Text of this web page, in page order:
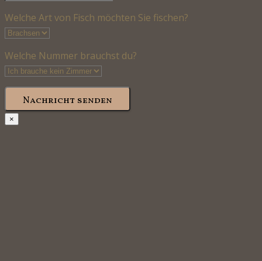
Welche Art von Fisch möchten Sie fischen?
Welche Nummer brauchst du?
Nachricht senden
×